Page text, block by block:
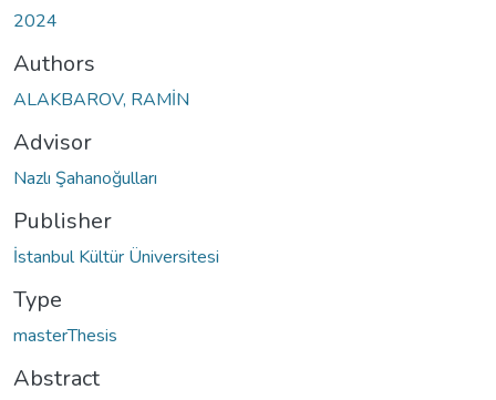
2024
Authors
ALAKBAROV, RAMİN
Advisor
Nazlı Şahanoğulları
Publisher
İstanbul Kültür Üniversitesi
Type
masterThesis
Abstract